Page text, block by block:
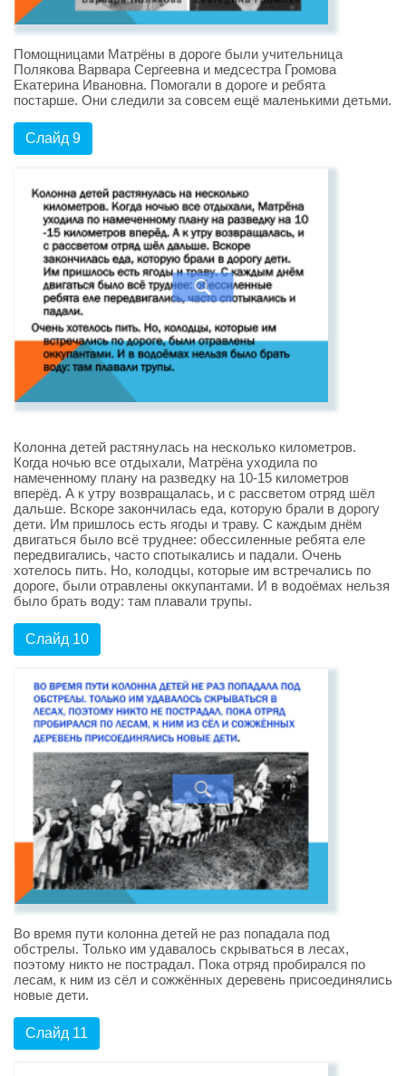
Помощницами Матрёны в дороге были учительница
Полякова Варвара Сергеевна и медсестра Громова
Екатерина Ивановна. Помогали в дороге и ребята
постарше. Они следили за совсем ещё маленькими детьми.
Слайд 9
Колонна детей растянулась на несколько километров.
Когда ночью все отдыхали, Матрёна уходила по
намеченному плану на разведку на 10-15 километров
вперёд. А к утру возвращалась, и с рассветом отряд шёл
дальше. Вскоре закончилась еда, которую брали в дорогу
дети. Им пришлось есть ягоды и траву. С каждым днём
двигаться было всё труднее: обессиленные ребята еле
передвигались, часто спотыкались и падали. Очень
хотелось пить. Но, колодцы, которые им встречались по
дороге, были отравлены оккупантами. И в водоёмах нельзя
было брать воду: там плавали трупы.
Слайд 10
Во время пути колонна детей не раз попадала под
обстрелы. Только им удавалось скрываться в лесах,
поэтому никто не пострадал. Пока отряд пробирался по
лесам, к ним из сёл и сожжённых деревень присоединялись
новые дети.
Слайд 11